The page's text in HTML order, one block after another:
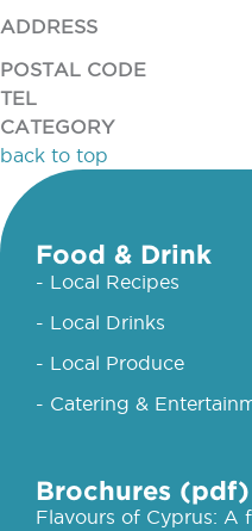
ADDRESS
POSTAL CODE
TEL
CATEGORY
back to top
Food & Drink
- Local Recipes
- Local Drinks
- Local Produce
- Catering &
Brochures (pdf)
Flavours of Cyprus: A